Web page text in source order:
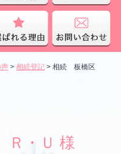
声> 相続登記> 相続 板橋区
・Ｕ 様